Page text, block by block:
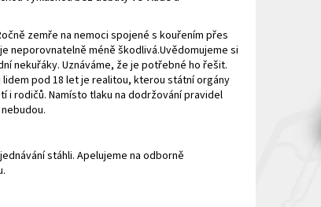
zemře na nemoci spojené s kouřením přes
neporovnatelně méně škodlivá.Uvědomujeme si
nekuřáky. Uznáváme, že je potřebné ho řešit.
pod 18 let je realitou, kterou státní orgány
i rodičů. Namísto tlaku na dodržování pravidel
stáhli. Apelujeme na odborně